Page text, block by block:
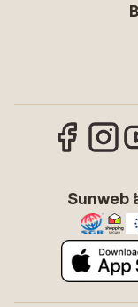
Sunweb